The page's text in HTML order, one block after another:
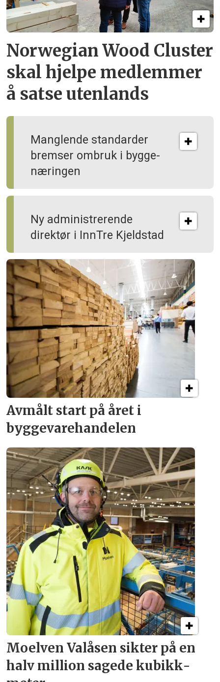
Norwegian Wood Cluster
skal hjelpe medlemmer
å satse utenlands
Manglende standarder
bremser ombruk i bygge­
næringen
Ny administrerende
direktør i InnTre Kjeldstad
Avmålt start på året i
byggevare­handelen
Moelven Valåsen sikter på en
halv million sagede kubikk­